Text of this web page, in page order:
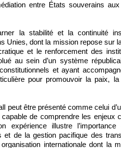
entre États souverains
la stabilité et la continuité
Unies, dont la mission repose sur
et le renforcement des
au sein d’un système
et ayant
pour promouvoir la paix,
être présenté comme celui
de comprendre les enjeux
expérience illustre l’importance
de la gestion pacifique des
internationale dont la